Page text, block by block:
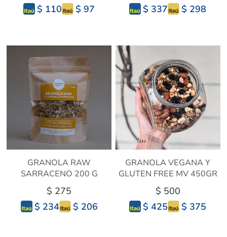
$ 110
$ 97
$ 337
$ 298
GRANOLA RAW
SARRACENO 200 G
$ 275
$ 234
$ 206
GRANOLA VEGANA Y
GLUTEN FREE MV 450GR
$ 500
$ 425
$ 375